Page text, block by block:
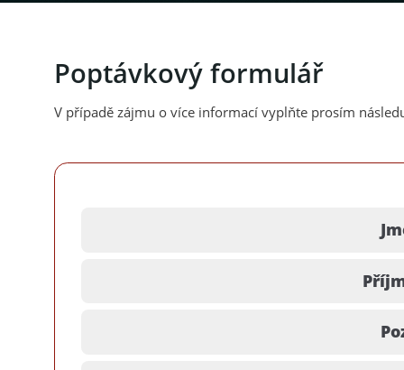
Poptávkový formulář
V případě zájmu o více informací vyplňte prosím